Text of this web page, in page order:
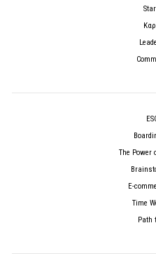
The Power
E-
Time
Path